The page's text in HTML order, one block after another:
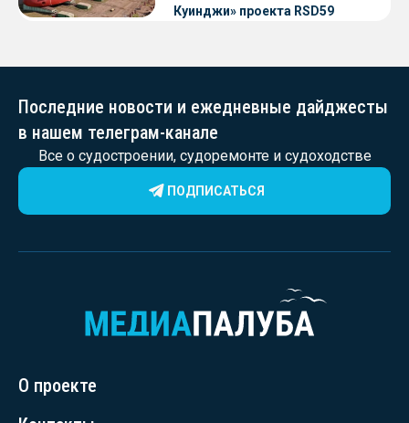
Куинджи» проекта RSD59
Последние новости и ежедневные дайджесты
в нашем телеграм-канале
Все о судостроении, судоремонте и судоходстве
ПОДПИСАТЬСЯ
О проекте